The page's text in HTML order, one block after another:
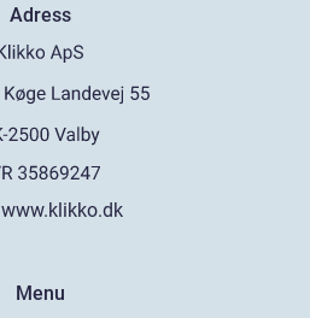
Adress
www.klikko.dk
Menu